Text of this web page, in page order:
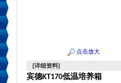
点击放大
[详细资料]
宾德KT170低温培养箱